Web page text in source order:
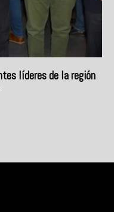
líderes de la región